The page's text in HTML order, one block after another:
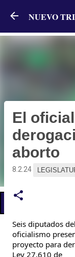
NUEVO
📢 LO ÚLTIMO
El
aborto
8.2.24
Seis diputados del
oficialismo
proyecto para
Ley 27.610 de